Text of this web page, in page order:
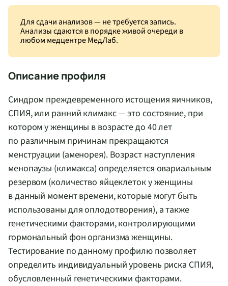
Для сдачи анализов — не требуется запись.
Анализы сдаются в порядке живой очереди в
любом медцентре МедЛаб.
Описание профиля
Синдром преждевременного истощения яичников,
СПИЯ, или ранний климакс — это состояние, при
котором у женщины в возрасте до 40 лет
по различным причинам прекращаются
менструации (аменорея). Возраст наступления
менопаузы (климакса) определяется овариальным
резервом (количество яйцеклеток у женщины
в данный момент времени, которые могут быть
использованы для оплодотворения), а также
генетическими факторами, контролирующими
гормональный фон организма женщины.
Тестирование по данному профилю позволяет
определить индивидуальный уровень риска СПИЯ,
обусловленный генетическими факторами.